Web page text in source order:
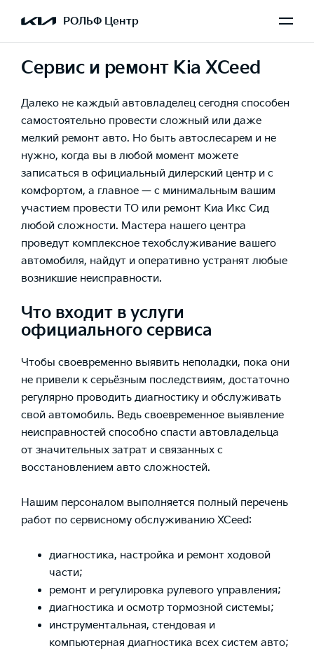
РОЛЬФ Центр
Сервис и ремонт Kia XCeed
Далеко не каждый автовладелец сегодня способен
самостоятельно провести сложный или даже
мелкий ремонт авто. Но быть автослесарем и не
нужно, когда вы в любой момент можете
записаться в официальный дилерский центр и с
комфортом, а главное — с минимальным вашим
участием провести ТО или ремонт Киа Икс Сид
любой сложности. Мастера нашего центра
проведут комплексное техобслуживание вашего
автомобиля, найдут и оперативно устранят любые
возникшие неисправности.
Что входит в услуги
официального сервиса
Чтобы своевременно выявить неполадки, пока они
не привели к серьёзным последствиям, достаточно
регулярно проводить диагностику и обслуживать
свой автомобиль. Ведь своевременное выявление
неисправностей способно спасти автовладельца
от значительных затрат и связанных с
восстановлением авто сложностей.
Нашим персоналом выполняется полный перечень
работ по сервисному обслуживанию XCeed:
диагностика, настройка и ремонт ходовой
части;
ремонт и регулировка рулевого управления;
диагностика и осмотр тормозной системы;
инструментальная, стендовая и
компьютерная диагностика всех систем авто;